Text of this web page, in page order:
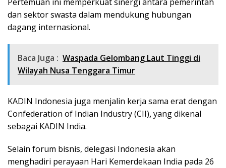
dan sektor swasta dalam mendukung hubungan
dagang internasional.
Baca Juga : Waspada Gelombang Laut Tinggi di
Wilayah Nusa Tenggara Timur
KADIN Indonesia juga menjalin kerja sama erat dengan
Confederation of Indian Industry (CII),yang dikenal
sebagai KADIN India.
Selain forum bisnis, delegasi Indonesia akan
menghadiri perayaan Hari Kemerdekaan India pada 26